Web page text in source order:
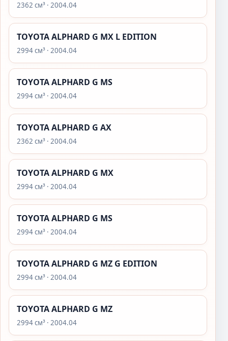
2362 см³ · 2004.04
TOYOTA ALPHARD G MX L EDITION
2994 см³ · 2004.04
TOYOTA ALPHARD G MS
2994 см³ · 2004.04
TOYOTA ALPHARD G AX
2362 см³ · 2004.04
TOYOTA ALPHARD G MX
2994 см³ · 2004.04
TOYOTA ALPHARD G MS
2994 см³ · 2004.04
TOYOTA ALPHARD G MZ G EDITION
2994 см³ · 2004.04
TOYOTA ALPHARD G MZ
2994 см³ · 2004.04